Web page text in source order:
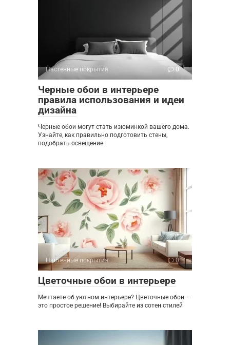
Настенные покрытия 0
Черные обои в интерьере
правила использования и идеи
дизайна
Черные обои могут стать изюминкой вашего дома.
Узнайте, как правильно подготовить стены,
подобрать освещение
Настенные покрытия 0
Цветочные обои в интерьере
Мечтаете об уютном интерьере? Цветочные обои –
это простое решение! Выбирайте из сотен стилей